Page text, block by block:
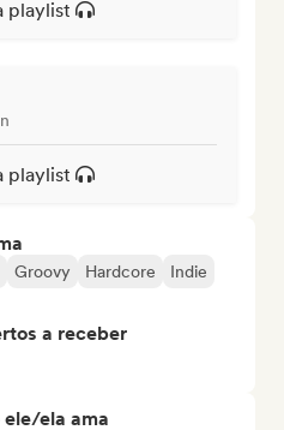
playlist
playlist
Groovy Hardcore
Indie
a receber
ela ama